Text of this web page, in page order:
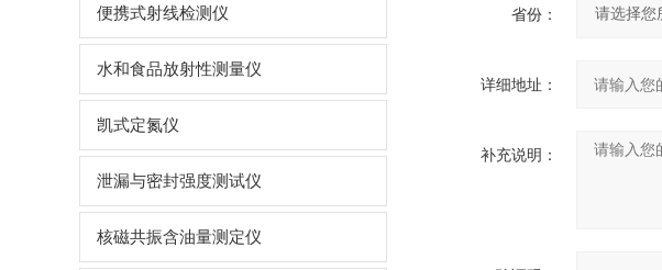
便携式射线检测仪
水和食品放射性测量仪
凯式定氮仪
泄漏与密封强度测试仪
核磁共振含油量测定仪
省份：
详细地址：
补充说明：